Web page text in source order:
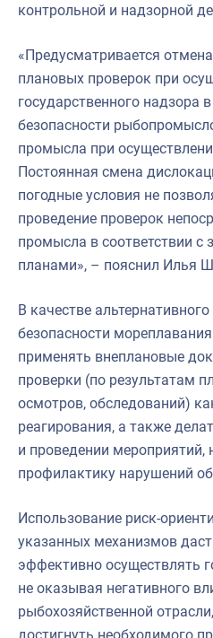
контрольной и надзорной
«Предусматривается
плановых проверок при
государственного надзора
безопасности
промысла при
Постоянная смена
погодные условия не
проведение проверок
промысла в соответствии с
планами», – пояснил Илья
В качестве
безопасности
применять внеплановые
проверки (по результатам
осмотров, обследований)
реагирования, а также
и проведении мероприятий,
профилактику нарушений
Использование риск-
указанных механизмов
эффективно осуществлять
не оказывая негативного
рыбохозяйственной